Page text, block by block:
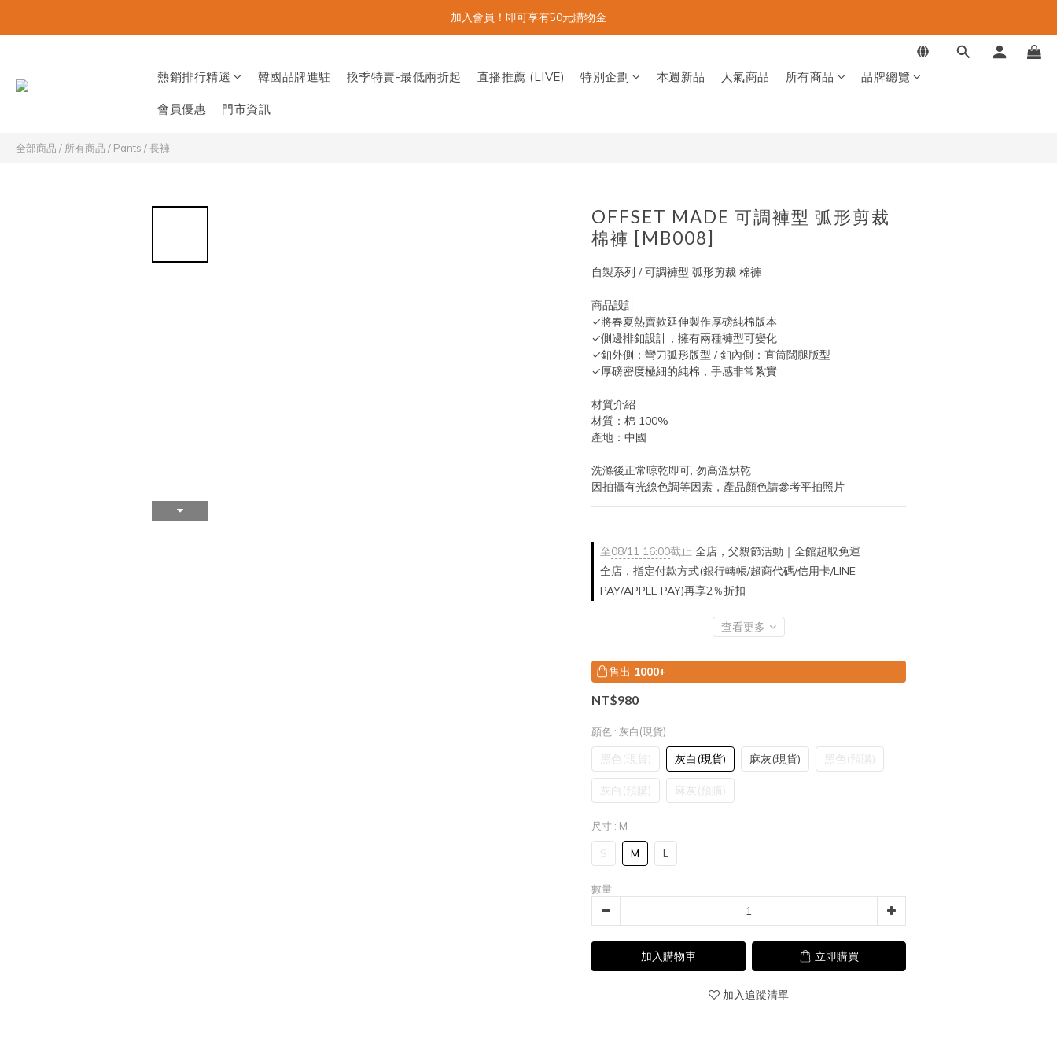
加入會員！即可享有50元購物金
熱銷排行精選 韓國品牌進駐 換季特賣-最低兩折起 直播推薦 (LIVE) 特別企劃 本週新品 人氣商品 所有商品 品牌總覽
會員優惠 門市資訊
全部商品 / 所有商品 / Pants / 長褲
OFFSET MADE 可調褲型 弧形剪裁
棉褲 [MB008]
自製系列 / 可調褲型 弧形剪裁 棉褲
商品設計
✓將春夏熱賣款延伸製作厚磅純棉版本
✓側邊排釦設計，擁有兩種褲型可變化
✓釦外側：彎刀弧形版型 / 釦內側：直筒闊腿版型
✓厚磅密度極細的純棉，手感非常紮實
材質介紹
材質：棉 100%
產地：中國
洗滌後正常晾乾即可, 勿高溫烘乾
因拍攝有光線色調等因素，產品顏色請參考平拍照片
至08/11 16:00截止 全店，父親節活動｜全館超取免運
全店，指定付款方式(銀行轉帳/超商代碼/信用卡/LINE
PAY/APPLE PAY)再享2％折扣
查看更多
售出 1000+
NT$980
顏色 : 灰白(現貨)
黑色(現貨) 灰白(現貨) 麻灰(現貨) 黑色(預購)
灰白(預購) 麻灰(預購)
尺寸 : M
S M L
數量
加入購物車 立即購買
加入追蹤清單
立即購買